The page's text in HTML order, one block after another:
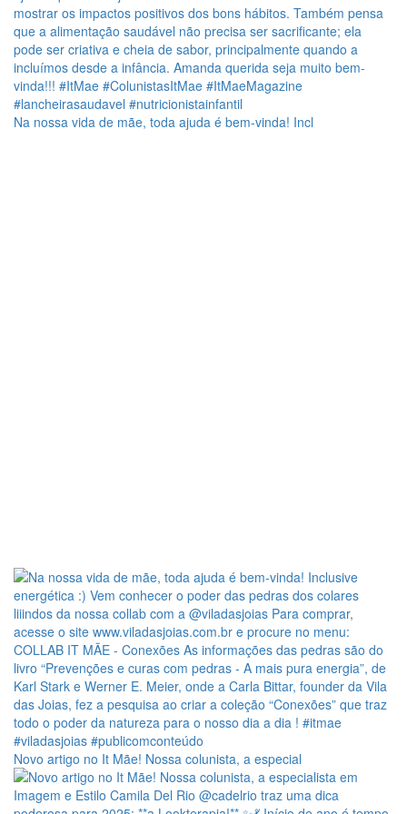
Na nossa vida de mãe, toda ajuda é bem-vinda! Incl
Novo artigo no It Mãe! Nossa colunista, a especial